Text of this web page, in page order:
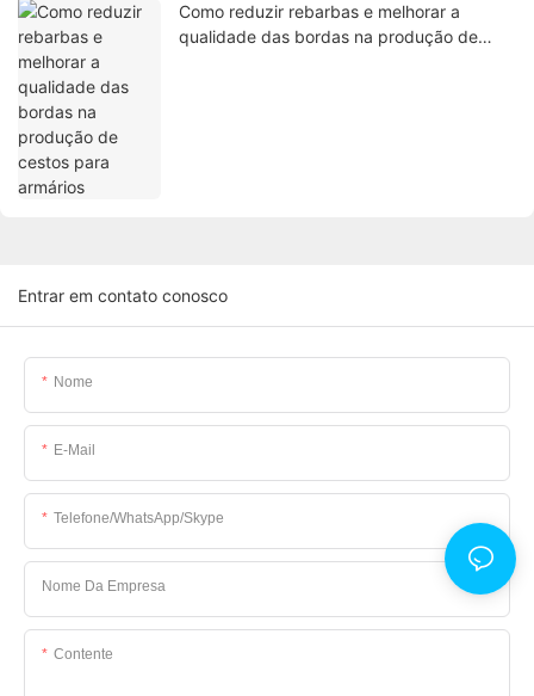
Como reduzir rebarbas e melhorar a
qualidade das bordas na produção de
Entrar em contato conosco
Nome
E-Mail
Telefone/WhatsApp/Skype
Nome Da Empresa
Contente